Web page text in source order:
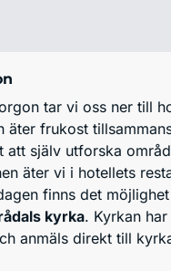
tar vi oss ner till
äter frukost
att själv utforska
äter vi i hotellets
finns det
kyrka. Kyrkan
anmäls direkt till